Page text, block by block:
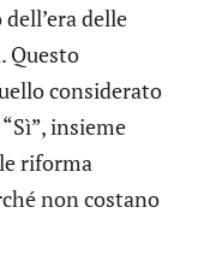
delle
Questo
considerato
insieme
riforma
non costano